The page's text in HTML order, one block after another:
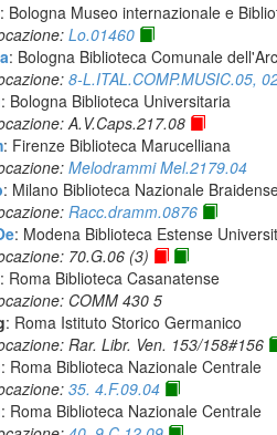
: Bologna Museo internazionale e
Lo.01460
: Bologna Biblioteca Comunale
8-L.ITAL.COMP.MUSIC.05,
: Bologna Biblioteca Universitaria
A.V.Caps.217.08
: Firenze Biblioteca Marucelliana
Melodrammi Mel.2179.04
: Milano Biblioteca Nazionale
Racc.dramm.0876
: Modena Biblioteca Estense
70.G.06 (3)
: Roma Biblioteca Casanatense
COMM 430 5
: Roma Istituto Storico Germanico
Rar. Libr. Ven. 153/158#156
: Roma Biblioteca Nazionale Centrale
35. 4.F.09.04
: Roma Biblioteca Nazionale Centrale